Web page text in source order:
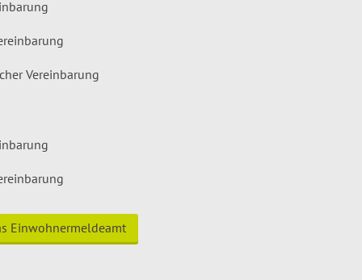
Vereinbarung
Einwohnermeldeamt